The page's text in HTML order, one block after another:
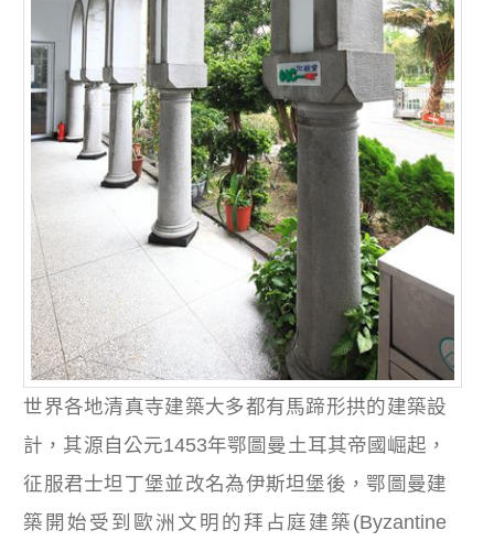
世界各地清真寺建築大多都有馬蹄形拱的建築設
計，其源自公元1453年鄂圖曼土耳其帝國崛起，
征服君士坦丁堡並改名為伊斯坦堡後，鄂圖曼建
築開始受到歐洲文明的拜占庭建築(Byzantine